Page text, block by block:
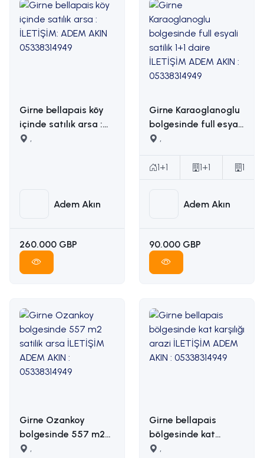
Girne bellapais köy
içinde satılık arsa :
İLETİŞİM: ADEM AKIN
,
Adem Akın
260.000 GBP
Girne Karaoglanoglu
bolgesinde full esyali
satilik 1+1 daire
05338314949
,
1+1 1+1 1
Adem Akın
90.000 GBP
Girne Ozankoy
bolgesinde 557 m2
satilik arsa İLETİŞİM
,
Girne bellapais
bölgesinde kat
karşılığı arazi
,